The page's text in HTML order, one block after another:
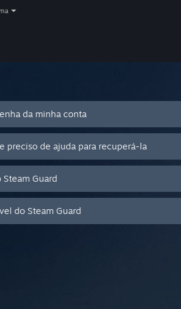
da minha conta
preciso de ajuda para recuperá-la
Guard
do Steam Guard